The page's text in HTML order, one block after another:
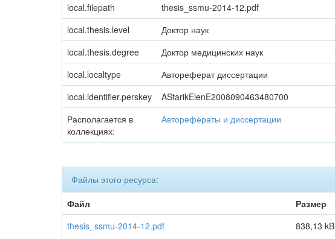
local.filepath
thesis_ssmu-2014-12.pdf
local.thesis.level
Доктор наук
local.thesis.degree
Доктор медицинских наук
local.localtype
Автореферат диссертации
local.identifier.perskey
AStarikElenE2008090463480700
Располагается в
коллекциях:
Авторефераты и диссертации
Файлы этого ресурса:
Файл
Размер
thesis_ssmu-2014-12.pdf
838,13 kB